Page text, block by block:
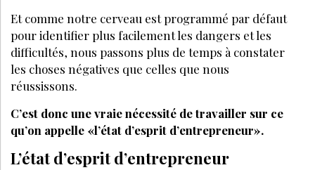
Et comme notre cerveau est programmé par défaut
pour identifier plus facilement les dangers et les
difficultés, nous passons plus de temps à constater
les choses négatives que celles que nous
réussissons.
C’est donc une vraie nécessité de travailler sur ce
qu’on appelle «l’état d’esprit d’entrepreneur».
L’état d’esprit d’entrepreneur